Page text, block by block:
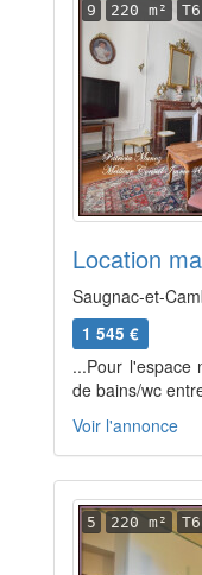
9 220 m² T6
Location
Saugnac-et-
1 545 €
...Pour l'espace
de bains/wc
Voir l'annonce
5 220 m² T6